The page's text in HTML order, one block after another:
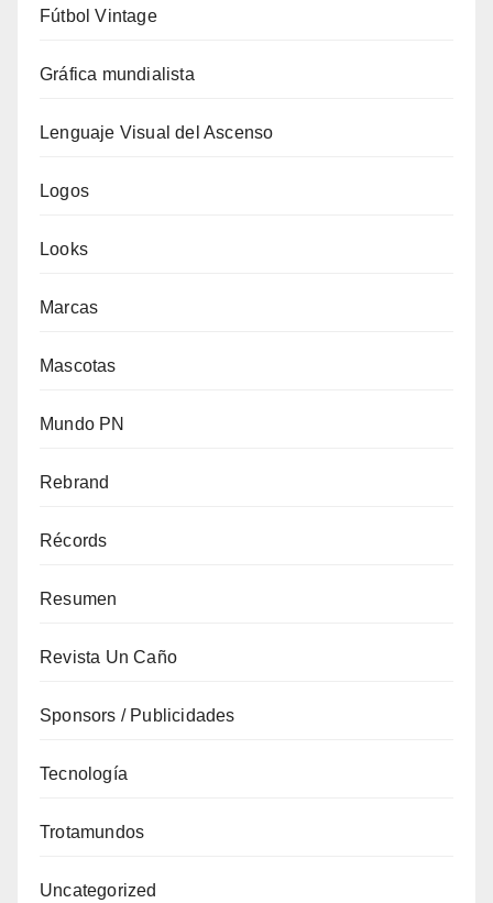
Fútbol Vintage
Gráfica mundialista
Lenguaje Visual del Ascenso
Logos
Looks
Marcas
Mascotas
Mundo PN
Rebrand
Récords
Resumen
Revista Un Caño
Sponsors / Publicidades
Tecnología
Trotamundos
Uncategorized